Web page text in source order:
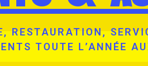
RESTAURATION,
TOUTE L’ANNÉE